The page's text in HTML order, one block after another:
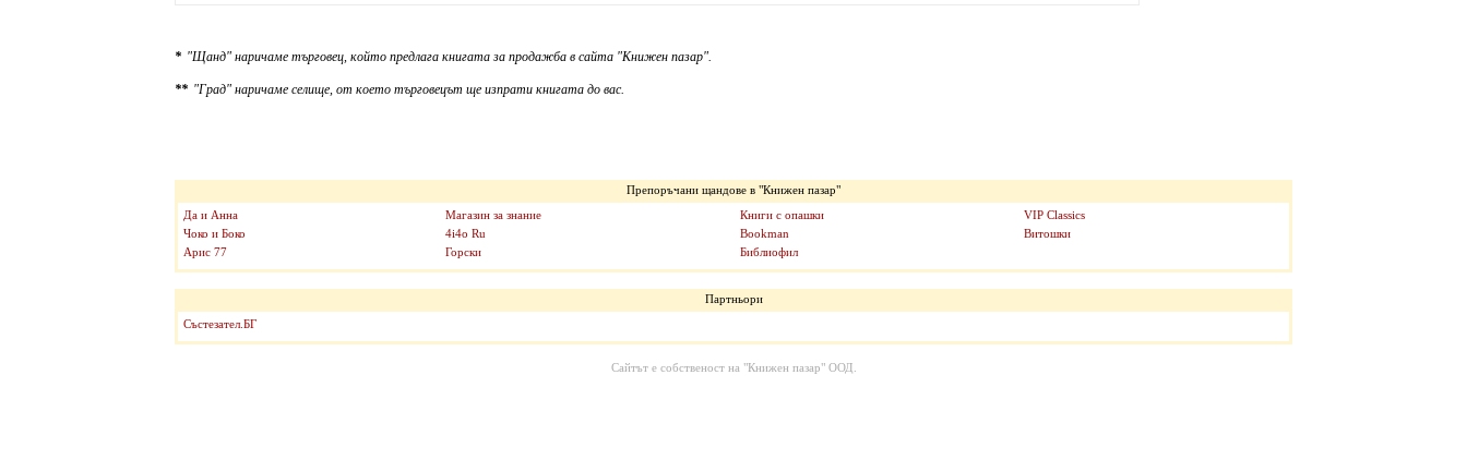
* "Щанд" наричаме търговец, който предлага книгата за продажба в сайта "Книжен пазар".
** "Град" наричаме селище, от което търговецът ще изпрати книгата до вас.
Препоръчани щандове в "Книжен пазар"
Да и Анна
Чоко и Боко
Арис 77
Магазин за знание
4i4o Ru
Горски
Книги с опашки
Bookman
Библиофил
VIP Classics
Витошки
Партньори
Състезател.БГ
Сайтът е собственост на "Книжен пазар" ООД